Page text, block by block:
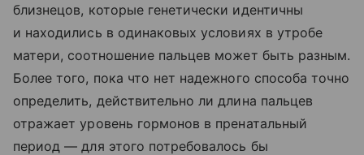
близнецов, которые генетически идентичны
и находились в одинаковых условиях в утробе
матери, соотношение пальцев может быть разным.
Более того, пока что нет надежного способа точно
определить, действительно ли длина пальцев
отражает уровень гормонов в пренатальный
период — для этого потребовалось бы